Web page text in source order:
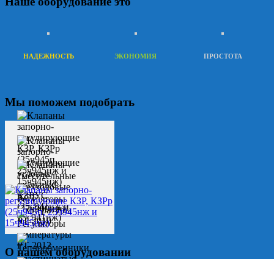
НАДЕЖНОСТЬ ЭКОНОМИЯ ПРОСТОТА
Мы поможем подобрать
О нашем оборудовании